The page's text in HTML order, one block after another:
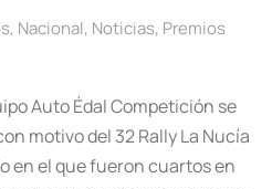
, Nacional, Noticias, Premios
Auto Édal Competición se
motivo del 32 Rally La Nucía
en el que fueron cuartos en